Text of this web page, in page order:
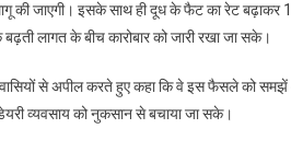
की जाएगी। इसके साथ ही दूध के फैट का रेट
लागत के बीच कारोबार को जारी रखा जा सके।
से अपील करते हुए कहा कि वे इस फैसले को
व्यवसाय को नुकसान से बचाया जा सके।